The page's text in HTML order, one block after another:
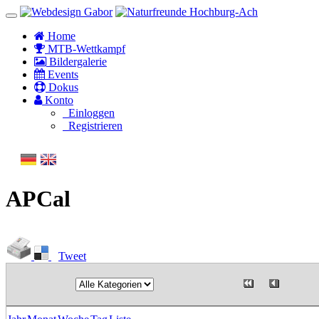
Home
MTB-Wettkampf
Bildergalerie
Events
Dokus
Konto
Einloggen
Registrieren
APCal
Tweet